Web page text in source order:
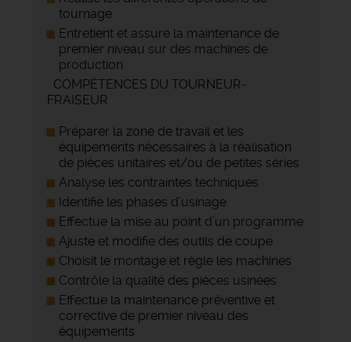
tournage
Entretient et assure la maintenance de
premier niveau sur des machines de
production
COMPÉTENCES DU TOURNEUR-
FRAISEUR
Préparer la zone de travail et les
équipements nécessaires à la réalisation
de pièces unitaires et/ou de petites séries
Analyse les contraintes techniques
Identifie les phases d’usinage
Effectue la mise au point d’un programme
Ajuste et modifie des outils de coupe
Choisit le montage et règle les machines
Contrôle la qualité des pièces usinées
Effectue la maintenance préventive et
corrective de premier niveau des
équipements